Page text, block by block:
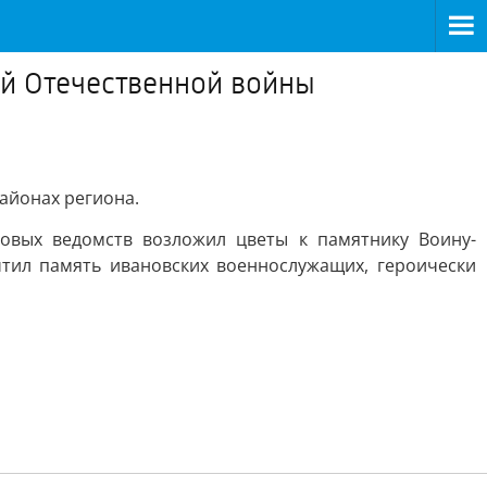
Отечественной войны
региона.
ведомств возложил цветы к памятнику Воину-
память ивановских военнослужащих, героически